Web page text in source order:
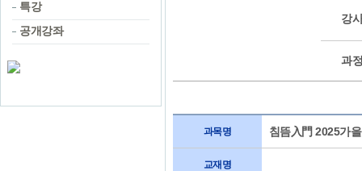
특강
공개강좌
강
과
과목명 침뜸入門 2025가
교재명